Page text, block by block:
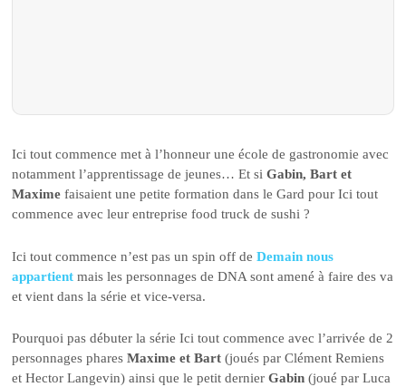
Ici tout commence met à l’honneur une école de gastronomie avec
notamment l’apprentissage de jeunes… Et siGabin, Bart et
Maxime faisaient une petite formation dans le Gard pour Ici tout
commence avec leur entreprise food truck de sushi ?
Ici tout commence n’est pas un spin off de Demain nous
appartient mais les personnages de DNA sont amené à faire des va
et vient dans la série et vice-versa.
Pourquoi pas débuter la série Ici tout commence avec l’arrivée de 2
personnages pharesMaxime et Bart (joués par Clément Remiens
et Hector Langevin) ainsi que le petit dernierGabin (joué par Luca